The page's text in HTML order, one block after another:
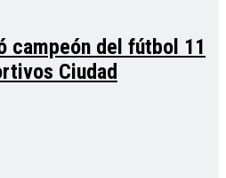
campeón del fútbol 11
Ciudad